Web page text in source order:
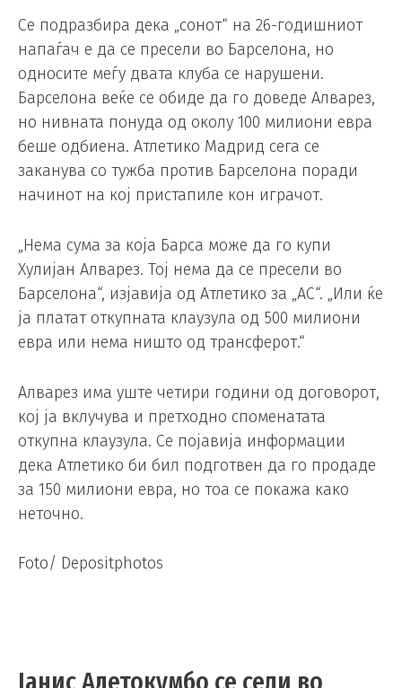
Се подразбира дека „сонот“ на 26-годишниот
напаѓач е да се пресели во Барселона, но
односите меѓу двата клуба се нарушени.
Барселона веќе се обиде да го доведе Алварез,
но нивната понуда од околу 100 милиони евра
беше одбиена. Атлетико Мадрид сега се
заканува со тужба против Барселона поради
начинот на кој пристапиле кон играчот.
„Нема сума за која Барса може да го купи
Хулијан Алварез. Тој нема да се пресели во
Барселона“, изјавија од Атлетико за „АС“. „Или ќе
ја платат откупната клаузула од 500 милиони
евра или нема ништо од трансферот.“
Алварез има уште четири години од договорот,
кој ја вклучува и претходно споменатата
откупна клаузула. Се појавија информации
дека Атлетико би бил подготвен да го продаде
за 150 милиони евра, но тоа се покажа како
неточно.
Foto/ Depositphotos